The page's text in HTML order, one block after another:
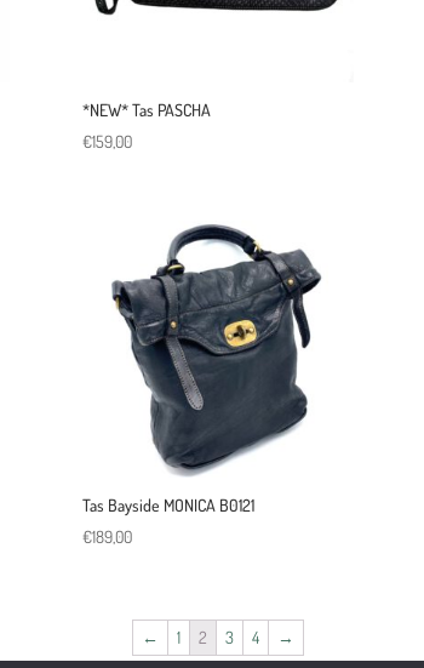
*NEW* Tas PASCHA
€159,00
Tas Bayside MONICA B0121
€189,00
← 1 2 3 4 →